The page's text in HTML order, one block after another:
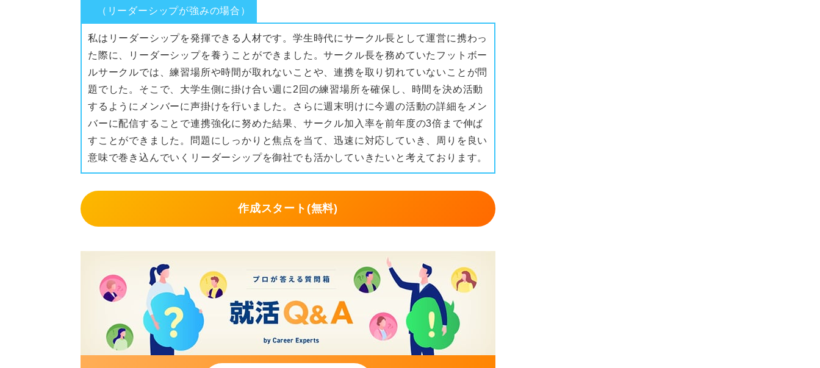
（リーダーシップが強みの場合）
私はリーダーシップを発揮できる人材です。学生時代にサークル長として運営に携わっ
た際に、リーダーシップを養うことができました。サークル長を務めていたフットボー
ルサークルでは、練習場所や時間が取れないことや、連携を取り切れていないことが問
題でした。そこで、大学生側に掛け合い週に2回の練習場所を確保し、時間を決め活動
するようにメンバーに声掛けを行いました。さらに週末明けに今週の活動の詳細をメン
バーに配信することで連携強化に努めた結果、サークル加入率を前年度の3倍まで伸ば
すことができました。問題にしっかりと焦点を当て、迅速に対応していき、周りを良い
意味で巻き込んでいくリーダーシップを御社でも活かしていきたいと考えております。
作成スタート(無料)